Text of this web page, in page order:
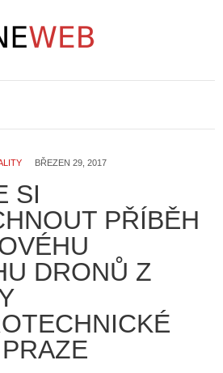
BŘEZEN 29, 2017
SI
PŘÍBĚH
DRONŮ Z